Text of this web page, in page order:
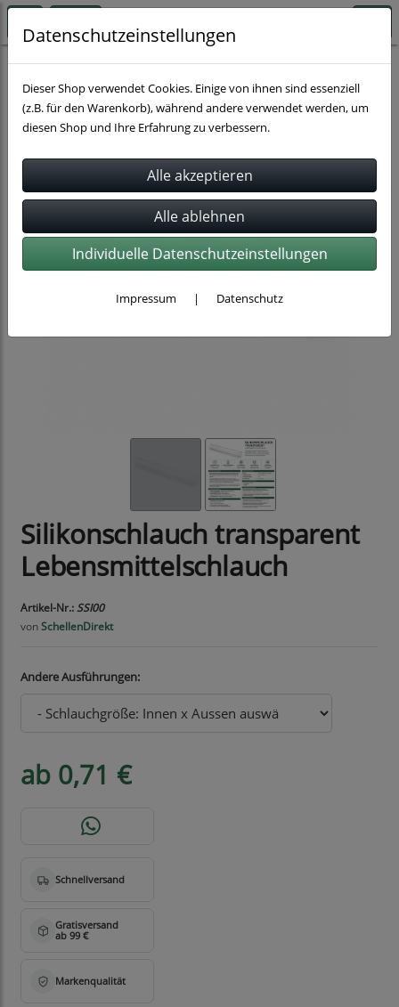
Schläuche
Silikonschlauch transparent
Lebensmittelschlauch
Artikel-Nr.: SSI00
vonSchellenDirekt
Andere Ausführungen:
ab 0,71 €
Datenschutzeinstellungen
Dieser Shop verwendet Cookies. Einige von ihnen sind essenziell
(z.B. für den Warenkorb), während andere verwendet werden, um
diesen Shop und Ihre Erfahrung zu verbessern.
Individuelle Datenschutzeinstellungen
Impressum | Datenschutz